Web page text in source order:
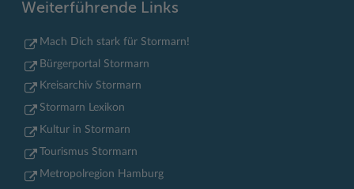
Weiterführende Links
Mach Dich stark für Stormarn!
Bürgerportal Stormarn
Kreisarchiv Stormarn
Stormarn Lexikon
Kultur in Stormarn
Tourismus Stormarn
Metropolregion Hamburg